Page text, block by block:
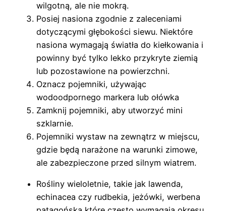
wilgotną, ale nie mokrą.
Posiej nasiona zgodnie z zaleceniami
dotyczącymi głębokości siewu. Niektóre
nasiona wymagają światła do kiełkowania i
powinny być tylko lekko przykryte ziemią
lub pozostawione na powierzchni.
Oznacz pojemniki, używając
wodoodpornego markera lub ołówka
Zamknij pojemniki, aby utworzyć mini
szklarnie.
Pojemniki wystaw na zewnątrz w miejscu,
gdzie będą narażone na warunki zimowe,
ale zabezpieczone przed silnym wiatrem.
Rośliny wieloletnie, takie jak lawenda,
echinacea czy rudbekia, jeżówki, werbena